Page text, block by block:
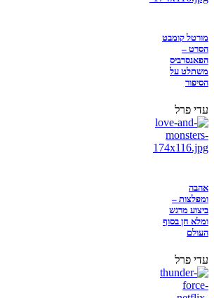
מורטל קומבט
הסרט –
הפאנסרביס
משתלט על
הסיפור
עדי פרל
אהבה
ומפלצות –
ביצוע מרגש
ומלא חן בסוף
העולם
עדי פרל